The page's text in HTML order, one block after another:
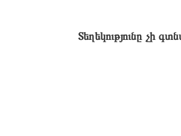
Տեղեկությունը չի